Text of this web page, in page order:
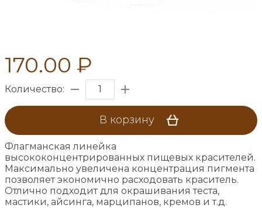
170.00 ₽
Количество:
В корзину
Флагманская линейка
высококонцентрированных пищевых красителей.
Максимально увеличена концентрация пигмента
позволяет экономично расходовать краситель.
Отлично подходит для окрашивания теста,
мастики, айсинга, марципанов, кремов и т.д.